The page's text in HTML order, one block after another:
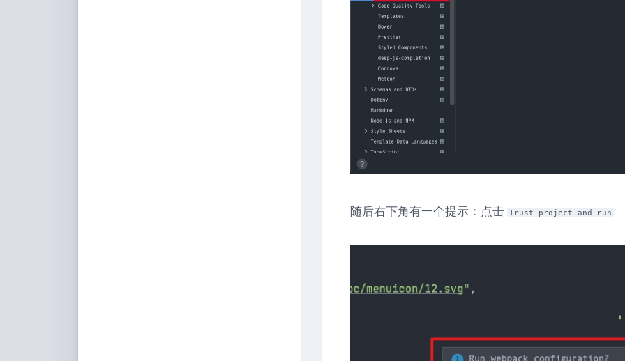
随后右下角有一个提示：点击 Trust project and run :